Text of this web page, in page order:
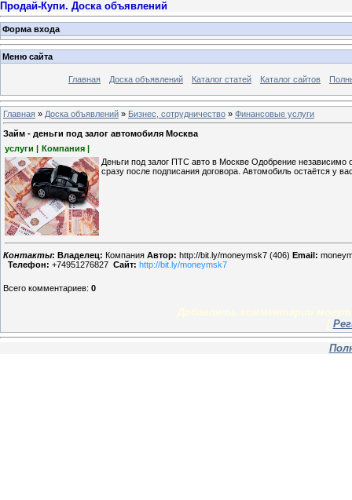
Продай-Купи. Доска объявлений
Форма входа
Меню сайта
Главная Доска объявлений Каталог статей Каталог сайтов
Главная » Доска объявлений » Бизнес, сотрудничество » Финансовые услуги
Займ - деньги под залог автомобиля Москва
услуги | Компания |
Деньги под залог ПТС авто в Москве Одобрение
сразу после подписания договора. Автомобиль остаётся у
Контакты: Владелец: Компания Автор: http://bit.ly/moneymsk7 (406) Email:
Телефон: +74951276827 Сайт: http://bit.ly/moneymsk7
Всего комментариев: 0